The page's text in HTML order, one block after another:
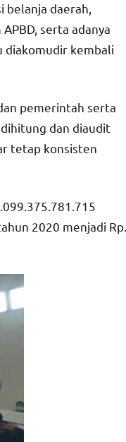
belanja daerah,
serta adanya
diakomudir kembali
pemerintah serta
dan diaudit
tetap konsisten
2020 menjadi Rp.